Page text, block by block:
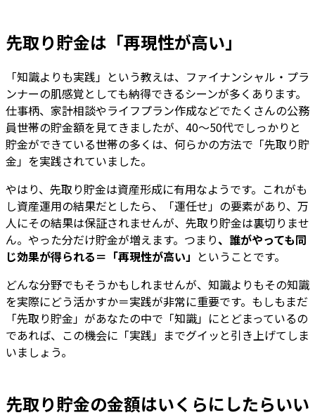
先取り貯金は「再現性が高い」
「知識よりも実践」という教えは、ファイナンシャル・プラ
ンナーの肌感覚としても納得できるシーンが多くあります。
仕事柄、家計相談やライフプラン作成などでたくさんの公務
員世帯の貯金額を見てきましたが、40～50代でしっかりと
貯金ができている世帯の多くは、何らかの方法で「先取り貯
金」を実践されていました。
やはり、先取り貯金は資産形成に有用なようです。これがも
し資産運用の結果だとしたら、「運任せ」の要素があり、万
人にその結果は保証されませんが、先取り貯金は裏切りませ
ん。やった分だけ貯金が増えます。つまり、誰がやっても同
じ効果が得られる＝「再現性が高い」 ということです。
どんな分野でもそうかもしれませんが、知識よりもその知識
を実際にどう活かすか＝実践が非常に重要です。もしもまだ
「先取り貯金」があなたの中で「知識」にとどまっているの
であれば、この機会に「実践」までグイッと引き上げてしま
いましょう。
先取り貯金の金額はいくらにしたらいい